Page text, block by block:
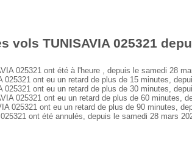
vols TUNISAVIA 025321
025321 ont été à l'heure , depuis le samedi 28
025321 ont eu un retard de plus de 15 minutes,
025321 ont eu un retard de plus de 30 minutes,
025321 ont eu un retard de plus de 60 minutes,
025321 ont eu un retard de plus de 90 minutes,
ont été annulés, depuis le samedi 28 mars